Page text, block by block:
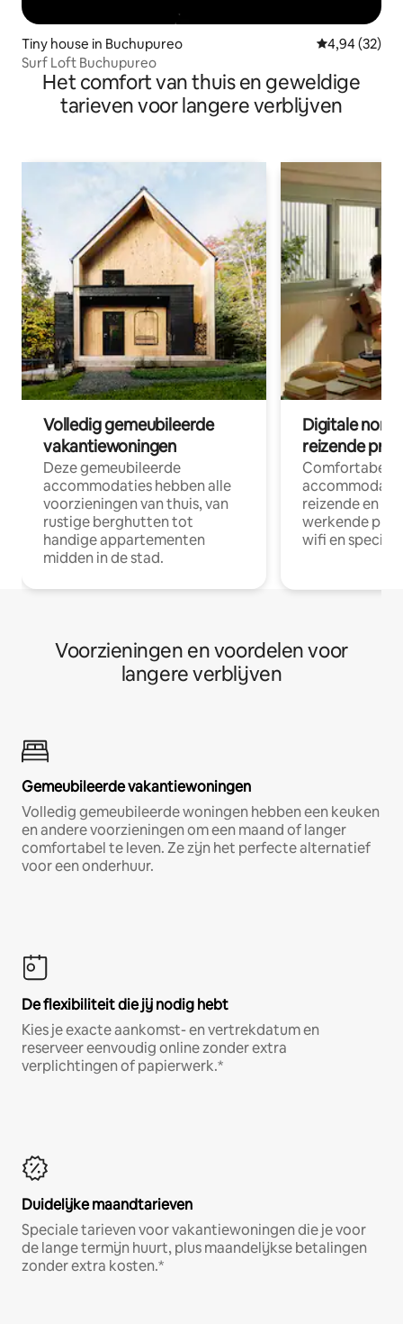
Tiny house in Buchupureo Gemiddelde
4,94 (32)
Surf Loft Buchupureo
Het comfort van thuis en geweldige
tarieven voor langere verblijven
Volledig gemeubileerde
vakantiewoningen
Deze gemeubileerde
accommodaties hebben alle
voorzieningen van thuis, van
rustige berghutten tot
handige appartementen
midden in de stad.
Digitale
reizende
Comfortabele
reizende en
werkende
wifi en
Voorzieningen en voordelen voor
langere verblijven
Gemeubileerde vakantiewoningen
Volledig gemeubileerde woningen hebben een keuken
en andere voorzieningen om een maand of langer
comfortabel te leven. Ze zijn het perfecte alternatief
voor een onderhuur.
De flexibiliteit die jij nodig hebt
Kies je exacte aankomst- en vertrekdatum en
reserveer eenvoudig online zonder extra
verplichtingen of papierwerk.*
Duidelijke maandtarieven
Speciale tarieven voor vakantiewoningen die je voor
de lange termijn huurt, plus maandelijkse betalingen
zonder extra kosten.*